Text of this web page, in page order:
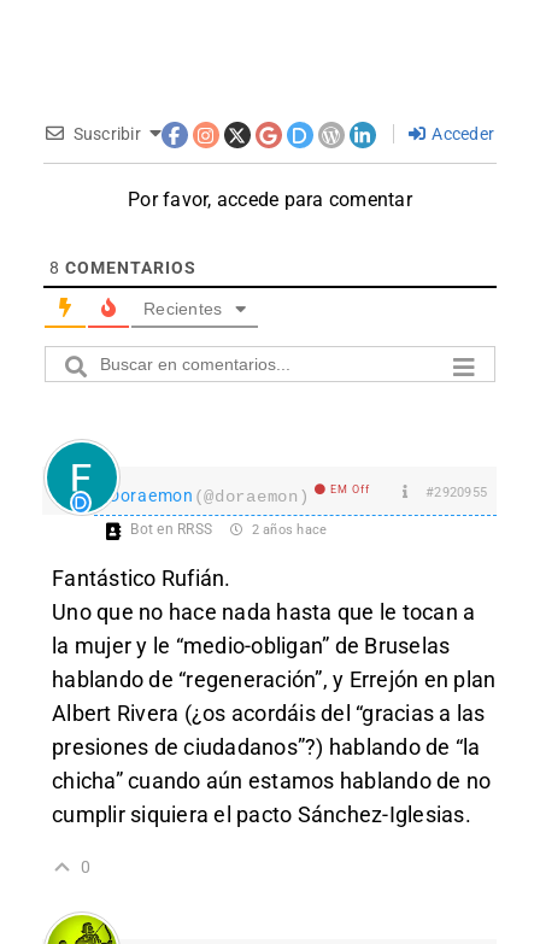
Suscribir Acceder
Por favor, accede para comentar
8 COMENTARIOS
Recientes
Doraemon (@doraemon) EM Off #2920955
Bot en RRSS 2 años hace
Fantástico Rufián.
Uno que no hace nada hasta que le tocan a
la mujer y le “medio-obligan” de Bruselas
hablando de “regeneración”, y Errejón en plan
Albert Rivera (¿os acordáis del “gracias a las
presiones de ciudadanos”?) hablando de “la
chicha” cuando aún estamos hablando de no
cumplir siquiera el pacto Sánchez-Iglesias.
0